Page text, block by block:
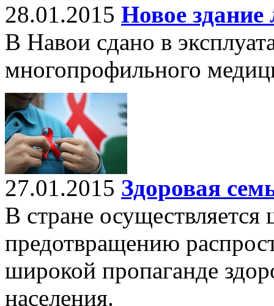
28.01.2015 Новое здание
В Навои сдано в
многопрофильного
27.01.2015 Здоровая
В стране
предотвращению
широкой пропаганде
населения.